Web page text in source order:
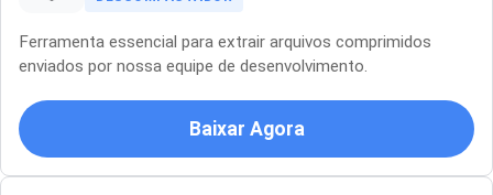
Ferramenta essencial para extrair arquivos comprimidos
enviados por nossa equipe de desenvolvimento.
Baixar Agora